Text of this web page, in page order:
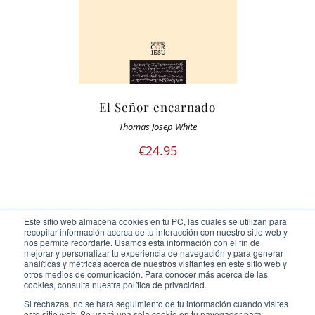
Este sitio web almacena cookies en tu PC, las cuales se utilizan para
recopilar información acerca de tu interacción con nuestro sitio web y
nos permite recordarte. Usamos esta información con el fin de
mejorar y personalizar tu experiencia de navegación y para generar
analíticas y métricas acerca de nuestros visitantes en este sitio web y
otros medios de comunicación. Para conocer más acerca de las
cookies, consulta nuestra política de privacidad.
Si rechazas, no se hará seguimiento de tu información cuando visites
El Señor encarnado
Thomas Josep White
€24.95
Ediciones Cor Iesu Copyright 2020 |id digital agency
Eliminar cookies